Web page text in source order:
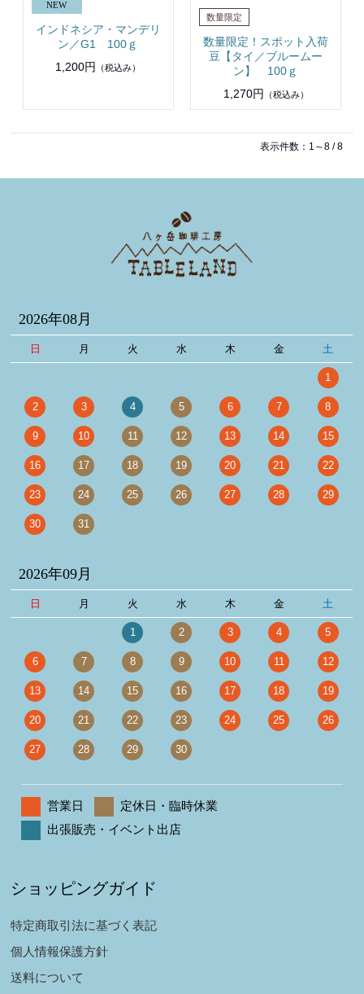
インドネシア・マンデリ
ン／G1 100ｇ
1,200円
（税込み）
数量限定！スポット入荷
豆【タイ／ブルームー
ン】 100ｇ
1,270円
（税込み）
表示件数：1～8 / 8
2026年08月
日 月 火 水 木 金 土
1
2 3 4 5 6 7 8
9 10 11 12 13 14 15
16 17 18 19 20 21 22
23 24 25 26 27 28 29
30 31
2026年09月
日 月 火 水 木 金 土
1 2 3 4 5
6 7 8 9 10 11 12
13 14 15 16 17 18 19
20 21 22 23 24 25 26
27 28 29 30
営業日
定休日・臨時休業
出張販売・イベント出店
ショッピングガイド
特定商取引法に基づく表記
個人情報保護方針
送料について